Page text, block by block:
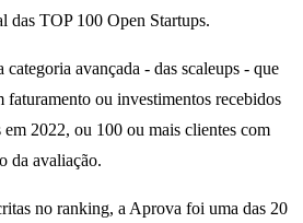
das TOP 100 Open Startups.
avançada - das scaleups - que
faturamento ou investimentos recebidos
2022, ou 100 ou mais clientes com
da avaliação.
no ranking, a Aprova foi uma das 20